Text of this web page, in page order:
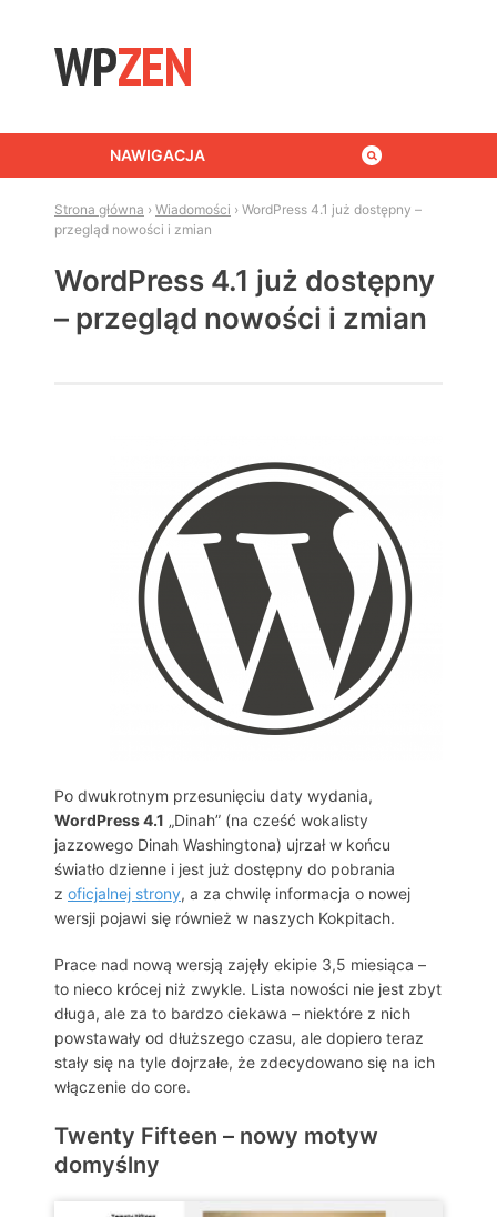
NAWIGACJA
Strona główna › Wiadomości › WordPress 4.1 już dostępny –
przegląd nowości i zmian
WordPress 4.1 już dostępny
– przegląd nowości i zmian
Po dwukrotnym przesunięciu daty wydania,
WordPress 4.1 „Dinah” (na cześć wokalisty
jazzowego Dinah Washingtona) ujrzał w końcu
światło dzienne i jest już dostępny do pobrania
z oficjalnej strony, a za chwilę informacja o nowej
wersji pojawi się również w naszych Kokpitach.
Prace nad nową wersją zajęły ekipie 3,5 miesiąca –
to nieco krócej niż zwykle. Lista nowości nie jest zbyt
długa, ale za to bardzo ciekawa – niektóre z nich
powstawały od dłuższego czasu, ale dopiero teraz
stały się na tyle dojrzałe, że zdecydowano się na ich
włączenie do core.
Twenty Fifteen – nowy motyw
domyślny